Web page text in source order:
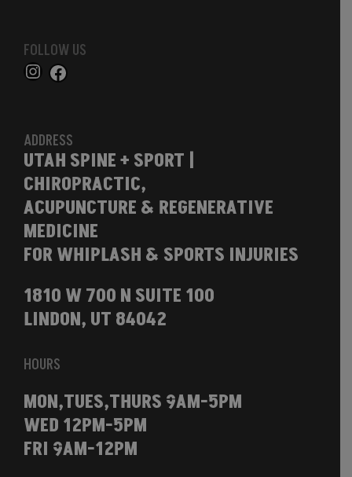
FOLLOW US
ADDRESS
UTAH SPINE + SPORT |
CHIROPRACTIC,
ACUPUNCTURE & REGENERATIVE
MEDICINE
FOR WHIPLASH & SPORTS INJURIES
1810 W 700 N SUITE 100
LINDON, UT 84042
HOURS
MON,TUES,THURS 9AM-5PM
WED 12PM-5PM
FRI 9AM-12PM